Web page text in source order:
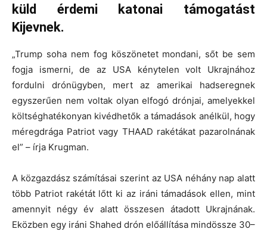
küld érdemi katonai támogatást
Kijevnek.
„Trump soha nem fog köszönetet mondani, sőt be sem
fogja ismerni, de az USA kénytelen volt Ukrajnához
fordulni drónügyben, mert az amerikai hadseregnek
egyszerűen nem voltak olyan elfogó drónjai, amelyekkel
költséghatékonyan kivédhetők a támadások anélkül, hogy
méregdrága Patriot vagy THAAD rakétákat pazarolnának
el” – írja Krugman.
A közgazdász számításai szerint az USA néhány nap alatt
több Patriot rakétát lőtt ki az iráni támadások ellen, mint
amennyit négy év alatt összesen átadott Ukrajnának.
Eközben egy iráni Shahed drón előállítása mindössze 30–